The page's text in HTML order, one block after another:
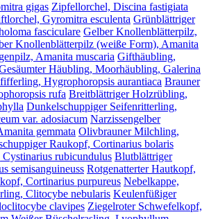
gigas Zipfellorchel, Discina fastigiata
Gyromitra esculenta Grünblättriger
fasciculare Gelber Knollenblätterpilz,
Knollenblätterpilz (weiße Form), Amanita
Amanita muscaria Gifthäubling,
Häubling, Moorhäubling, Galerina
Hygrophoropsis aurantiaca Brauner
rufa Breitblättriger Holzrübling,
Dunkelschuppiger Seifenritterling,
var. adosiacum Narzissengelber
gemmata Olivbrauner Milchling,
Raukopf, Cortinarius bolaris
rubicundulus Blutblättriger
semisanguineuss Rotgenatterter Hautkopf,
Cortinarius purpureus Nebelkappe,
Clitocybe nebularis Keulenfüßiger
clavipes Ziegelroter Schwefelkopf,